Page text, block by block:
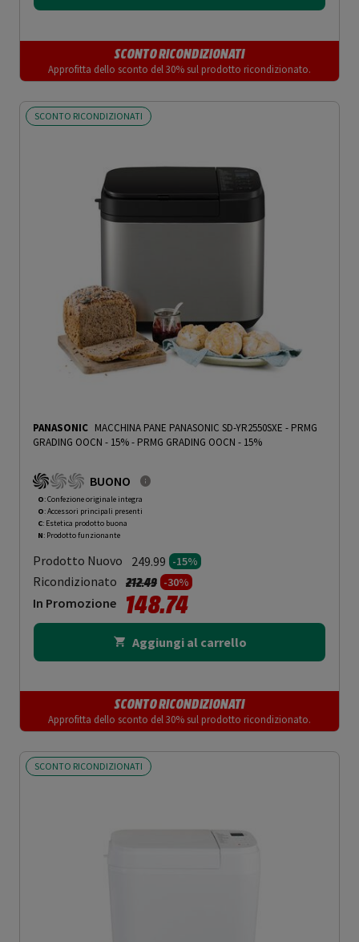
SCONTO RICONDIZIONATI
Approfitta dello sconto del 30% sul prodotto ricondizionato.
SCONTO RICONDIZIONATI
PANASONIC MACCHINA PANE PANASONIC SD-YR2550SXE - PRMG
GRADING OOCN - 15%- PRMG GRADING OOCN - 15%
BUONO
O: Confezione originale integra
O: Accessori principali presenti
C: Estetica prodotto buona
N: Prodotto funzionante
Prodotto Nuovo 249.99 -15%
Ricondizionato Prezzo ridotto da
212.49a-30%
In Promozione 148.74
Aggiungi al carrello
SCONTO RICONDIZIONATI
Approfitta dello sconto del 30% sul prodotto ricondizionato.
SCONTO RICONDIZIONATI